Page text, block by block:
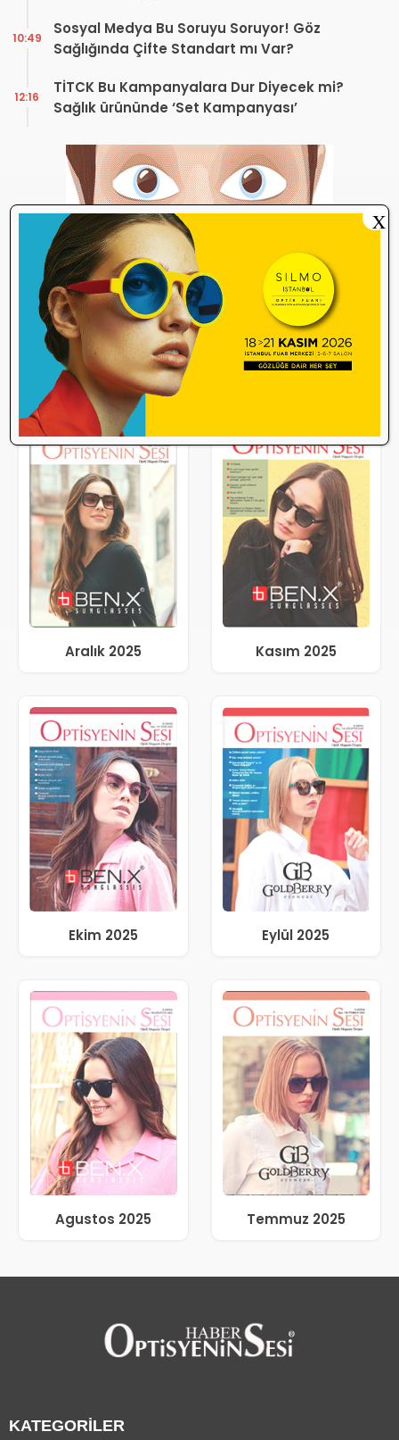
Sosyal Medya Bu Soruyu Soruyor! Göz
Sağlığında Çifte Standart mı Var?
10:49
TİTCK Bu Kampanyalara Dur Diyecek mi?
Sağlık ürününde ‘Set Kampanyası’
12:16
Aralık 2025 Kasım 2025
Ekim 2025 Eylül 2025
Agustos 2025 Temmuz 2025
KATEGORİLER
X